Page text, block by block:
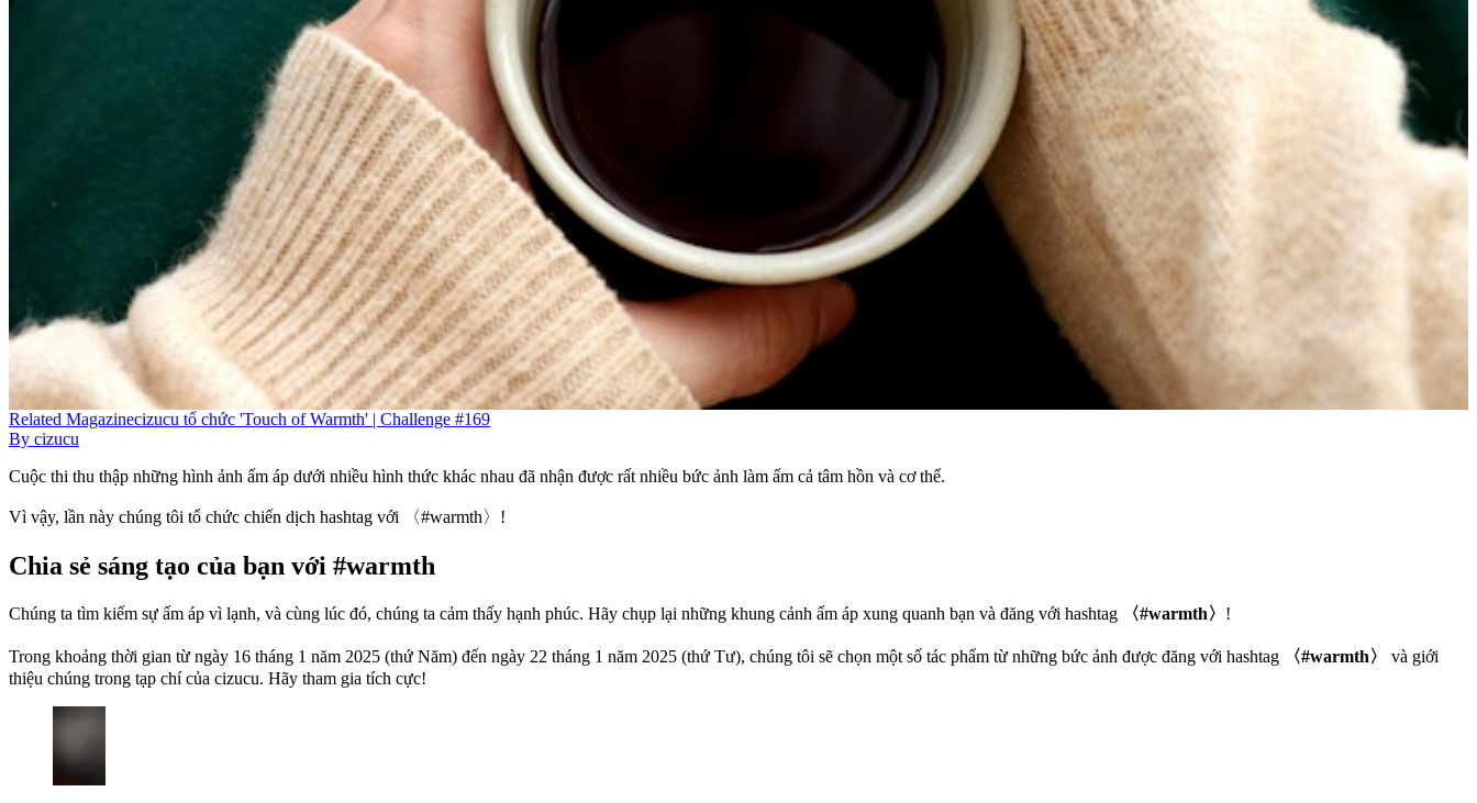
Related Magazinecizucu tổ chức 'Touch of Warmth' | Challenge #169
By cizucu
Cuộc thi thu thập những hình ảnh ấm áp dưới nhiều hình thức khác nhau đã nhận được rất nhiều bức ảnh làm ấm cả tâm hồn và cơ thể.
Vì vậy, lần này chúng tôi tổ chức chiến dịch hashtag với 〈#warmth〉!
Chia sẻ sáng tạo của bạn với #warmth
Chúng ta tìm kiếm sự ấm áp vì lạnh, và cùng lúc đó, chúng ta cảm thấy hạnh phúc. Hãy chụp lại những khung cảnh ấm áp xung quanh bạn và đăng với hashtag 〈#warmth〉 !
Trong khoảng thời gian từ ngày 16 tháng 1 năm 2025 (thứ Năm) đến ngày 22 tháng 1 năm 2025 (thứ Tư), chúng tôi sẽ chọn một số tác phẩm từ những bức ảnh được đăng với hashtag 〈#warmth〉
và giới
thiệu chúng trong tạp chí của cizucu. Hãy tham gia tích cực!